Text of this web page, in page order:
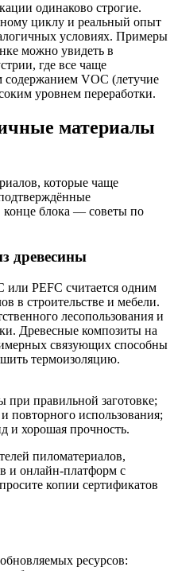
одинаково строгие.
циклу и реальный опыт
условиях. Примеры
можно увидеть в
где все чаще
содержанием VOC (летучие
уровнем переработки.
материалы
которые чаще
конце блока — советы по
древесины
или PEFC считается одним
в строительстве и мебели.
лесопользования и
Древесные композиты на
связующих способны
термоизоляцию.
при правильной заготовке;
повторного использования;
и хорошая прочность.
пиломатериалов,
и онлайн-платформ с
копии сертификатов
ресурсов: